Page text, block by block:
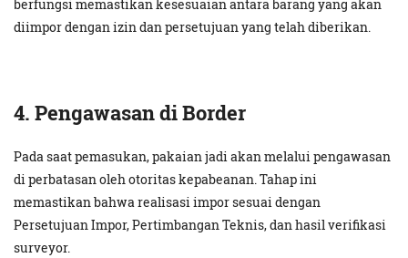
berfungsi memastikan kesesuaian antara barang yang akan
diimpor dengan izin dan persetujuan yang telah diberikan.
4. Pengawasan di Border
Pada saat pemasukan, pakaian jadi akan melalui pengawasan
di perbatasan oleh otoritas kepabeanan. Tahap ini
memastikan bahwa realisasi impor sesuai dengan
Persetujuan Impor, Pertimbangan Teknis, dan hasil verifikasi
surveyor.